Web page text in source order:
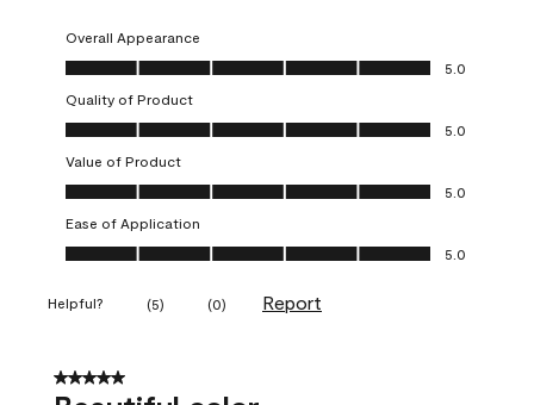
Overall Appearance
Overall Appearance, 5.0 out of 5
5.0
Quality of Product
Quality of Product, 5.0 out of 5
5.0
Value of Product
Value of Product, 5.0 out of 5
5.0
Ease of Application
Ease of Application, 5.0 out of 5
5.0
Helpful? (5) (0) Report
5 out of 5 stars.